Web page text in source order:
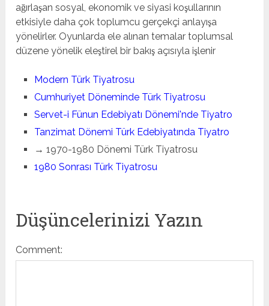
ağırlaşan sosyal, ekonomik ve siyasi koşullarının
etkisiyle daha çok toplumcu gerçekçi anlayışa
yönelirler. Oyunlarda ele alınan temalar toplumsal
düzene yönelik eleştirel bir bakış açısıyla işlenir
Modern Türk Tiyatrosu
Cumhuriyet Döneminde Türk Tiyatrosu
Servet-i Fünun Edebiyatı Dönemi'nde Tiyatro
Tanzimat Dönemi Türk Edebiyatında Tiyatro
→ 1970-1980 Dönemi Türk Tiyatrosu
1980 Sonrası Türk Tiyatrosu
Düşüncelerinizi Yazın
Comment: